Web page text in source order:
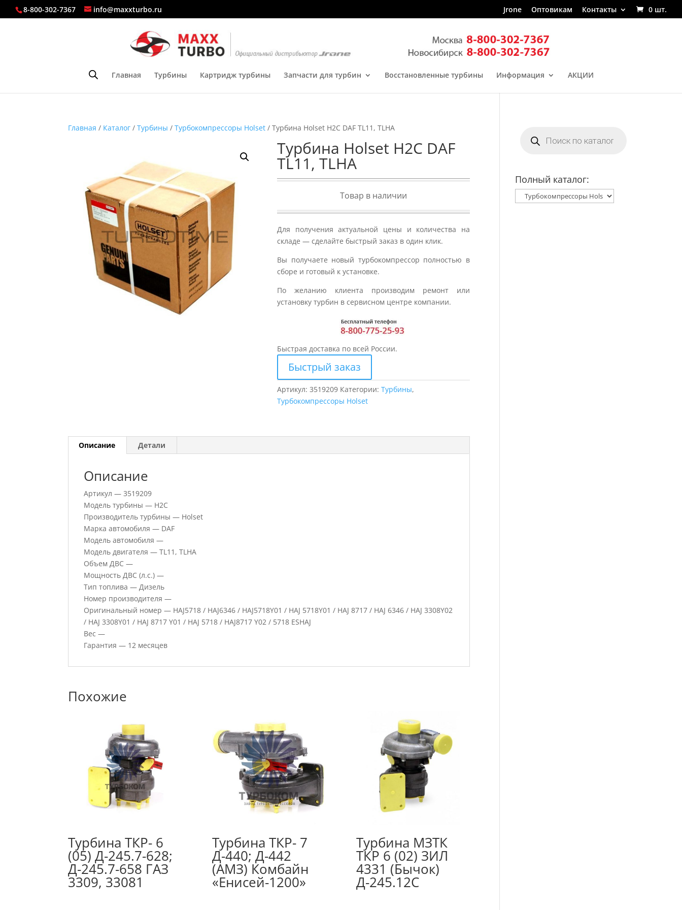
8-800-302-7367 info@maxxturbo.ru Jrone Оптовикам Контакты 0 шт.
Главная Турбины Картридж турбины Запчасти для турбин Восстановленные турбины Информация АКЦИИ
Главная / Каталог /Турбины /Турбокомпрессоры Holset / Турбина Holset H2C DAF TL11, TLHA
Турбина Holset H2C DAF
TL11, TLHA
Товар в наличии
Для получения актуальной цены и количества на
складе — сделайте быстрый заказ в один клик.
Вы получаете новый турбокомпрессор полностью в
сборе и готовый к установке.
По желанию клиента производим ремонт или
установку турбин в сервисном центре компании.
Быстрая доставка по всей России.
Быстрый заказ
Артикул:3519209 Категории:Турбины,
Турбокомпрессоры Holset
Описание Детали
Описание
Артикул — 3519209
Модель турбины — H2C
Производитель турбины — Holset
Марка автомобиля — DAF
Модель автомобиля —
Модель двигателя — TL11, TLHA
Объем ДВС —
Мощность ДВС (л.с.) —
Тип топлива — Дизель
Номер производителя —
Оригинальный номер — HAJ5718 / HAJ6346 / HAJ5718Y01 / HAJ 5718Y01 / HAJ 8717 / HAJ 6346 / HAJ 3308Y02
/ HAJ 3308Y01 / HAJ 8717 Y01 / HAJ 5718 / HAJ8717 Y02 / 5718 ESHAJ
Вес —
Гарантия — 12 месяцев
Похожие
Турбина ТКР- 6
(05) Д-245.7-628;
Д-245.7-658 ГАЗ
3309, 33081
Турбина ТКР- 7
Д-440; Д-442
(АМЗ) Комбайн
«Енисей-1200»
Турбина МЗТК
ТКР 6 (02) ЗИЛ
4331 (Бычок)
Д-245.12С
товаров
Полный каталог: